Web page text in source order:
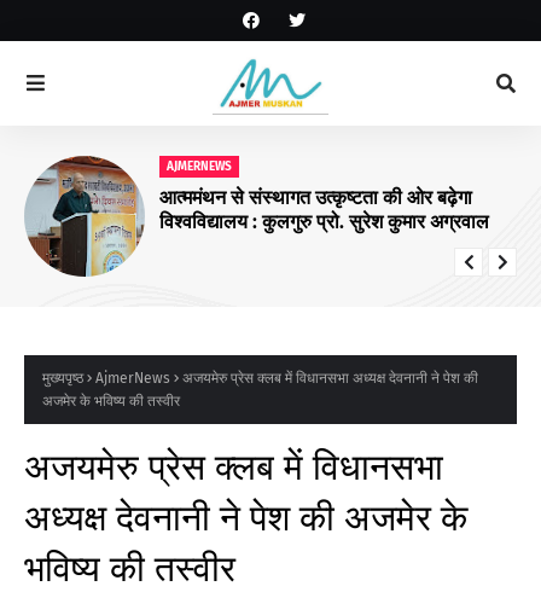
AJMERNEWS
आत्ममंथन से संस्थागत उत्कृष्टता की ओर बढ़ेगा
विश्वविद्यालय : कुलगुरु प्रो. सुरेश कुमार अग्रवाल
मुख्यपृष्ठ AjmerNews
अजयमेरु प्रेस क्लब में विधानसभा अध्यक्ष देवनानी ने पेश की
अजमेर के भविष्य की तस्वीर
अजयमेरु प्रेस क्लब में विधानसभा
अध्यक्ष देवनानी ने पेश की अजमेर के
भविष्य की तस्वीर